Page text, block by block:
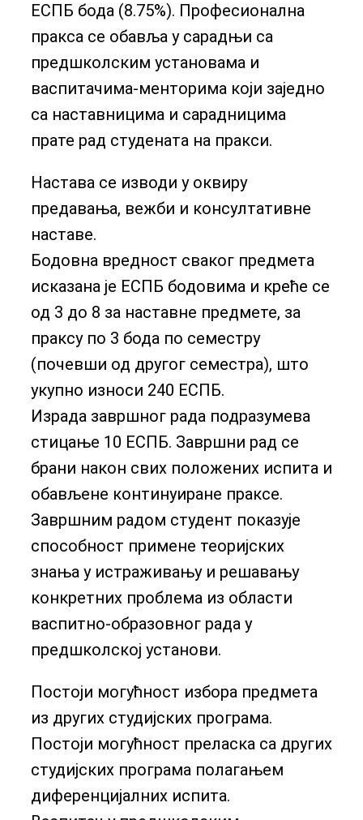
ЕСПБ бода (8.75%). Професионална
пракса се обавља у сарадњи са
предшколским установама и
васпитачима-менторима који заједно
са наставницима и сарадницима
прате рад студената на пракси.
Настава се изводи у оквиру
предавања, вежби и консултативне
наставе.
Бодовна вредност сваког предмета
исказана је ЕСПБ бодовима и креће се
од 3 до 8 за наставне предмете, за
праксу по 3 бода по семестру
(почевши од другог семестра), што
укупно износи 240 ЕСПБ.
Израда завршног рада подразумева
стицање 10 ЕСПБ. Завршни рад се
брани након свих положених испита и
обављене континуиране праксе.
Завршним радом студент показује
способност примене теоријских
знања у истраживању и решавању
конкретних проблема из области
васпитно-образовног рада у
предшколској установи.
Постоји могућност избора предмета
из других студијских програма.
Постоји могућност преласка са других
студијских програма полагањем
диференцијалних испита.